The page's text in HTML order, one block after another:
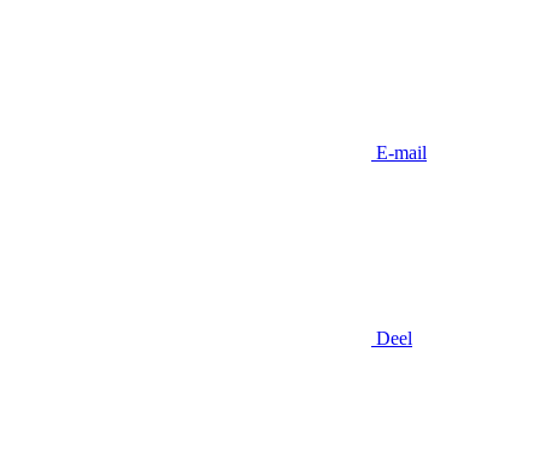
E-mail
Deel